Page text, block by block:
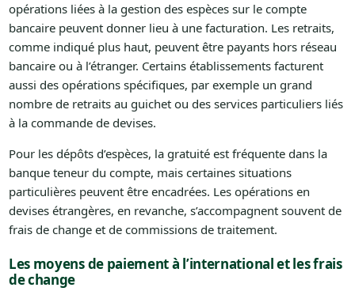
opérations liées à la gestion des espèces sur le compte
bancaire peuvent donner lieu à une facturation. Les retraits,
comme indiqué plus haut, peuvent être payants hors réseau
bancaire ou à l’étranger. Certains établissements facturent
aussi des opérations spécifiques, par exemple un grand
nombre de retraits au guichet ou des services particuliers liés
à la commande de devises.
Pour les dépôts d’espèces, la gratuité est fréquente dans la
banque teneur du compte, mais certaines situations
particulières peuvent être encadrées. Les opérations en
devises étrangères, en revanche, s’accompagnent souvent de
frais de change et de commissions de traitement.
Les moyens de paiement à l’international et les frais
de change